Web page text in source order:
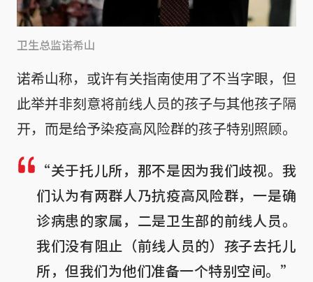
卫生总监诺希山
诺希山称，或许有关指南使用了不当字眼，但
此举并非刻意将前线人员的孩子与其他孩子隔
开，而是给予染疫高风险群的孩子特别照顾。
“关于托儿所，那不是因为我们歧视。我
们认为有两群人乃抗疫高风险群，一是确
诊病患的家属，二是卫生部的前线人员。
我们没有阻止（前线人员的）孩子去托儿
所，但我们为他们准备一个特别空间。”